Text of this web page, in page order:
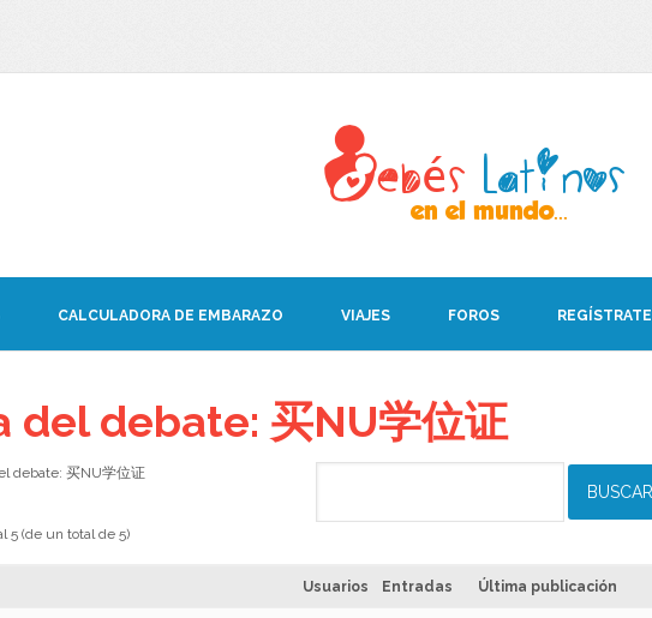
CALCULADORA DE EMBARAZO VIAJES FOROS REGÍSTRATE
del debate: 买NU学位证
debate: 买NU学位证
5 (de un total de 5)
Usuarios Entradas Última publicación